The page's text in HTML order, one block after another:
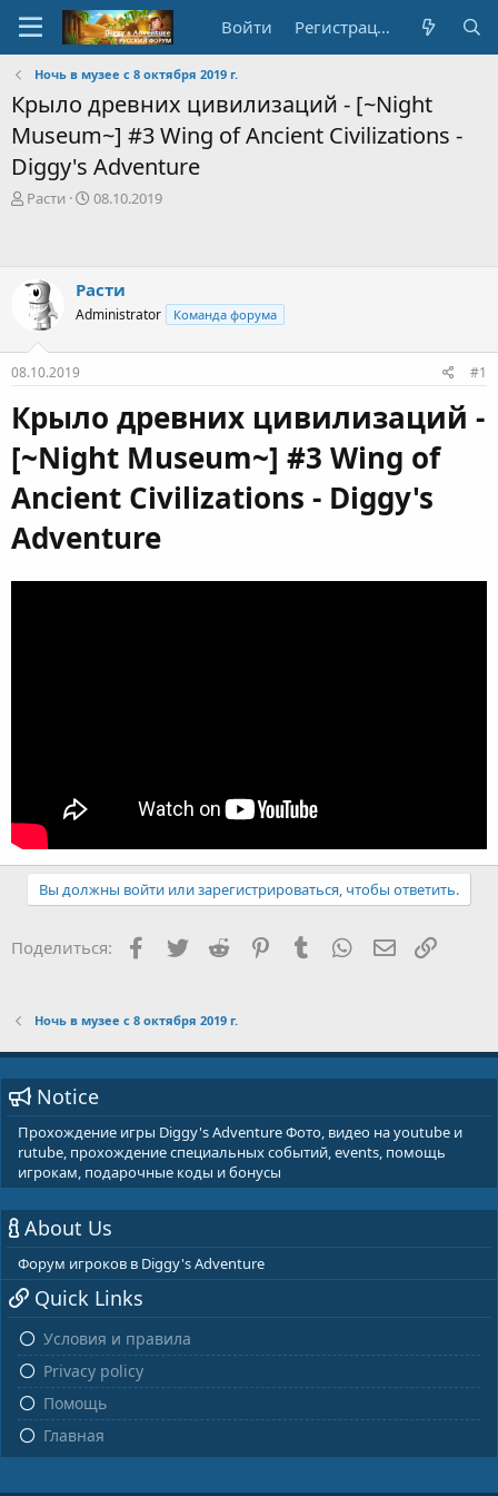
Войти Регистрация
Ночь в музее с 8 октября 2019 г.
Крыло древних цивилизаций - [~Night
Museum~] #3 Wing of Ancient Civilizations -
Diggy's Adventure
А
т
е
м
ы
Расти
Д
о
з
а
я
08.10.2019
Расти
Administrator Команда форума
08.10.2019 #1
Крыло древних цивилизаций -
[~Night Museum~] #3 Wing of
Ancient Civilizations - Diggy's
Adventure
Вы должны войти или зарегистрироваться, чтобы ответить.
Поделиться: Facebook
Twitter Reddit PinterestTumblr WhatsApp
E-mail
Ночь в музее с 8 октября 2019 г.
Notice
Прохождение игры Diggy's Adventure Фото, видео на youtube и
rutube, прохождение специальных событий, events, помощь
игрокам, подарочные коды и бонусы
About Us
Форум игроков в Diggy's Adventure
Quick Links
Условия и правила
Privacy policy
Помощь
Главная